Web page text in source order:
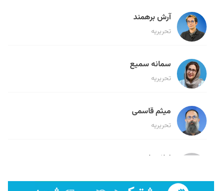
آرش برهمند
تحریریه
سمانه سمیع
تحریریه
میثم قاسمی
تحریریه
لیلا حنارود